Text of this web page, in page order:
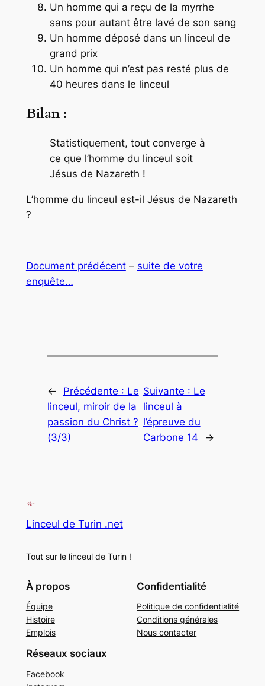
Un homme qui a reçu de la myrrhe
sans pour autant être lavé de son sang
Un homme déposé dans un linceul de
grand prix
Un homme qui n’est pas resté plus de
40 heures dans le linceul
Bilan :
Statistiquement, tout converge à
ce que l’homme du linceul soit
Jésus de Nazareth !
L’homme du linceul est-il Jésus de Nazareth
?
Document prédécent – suite de votre
enquête…
← Précédente : Le
linceul, miroir de la
passion du Christ ?
(3/3)
Suivante : Le
linceul à
l’épreuve du
Carbone 14
→
Linceul de Turin .net
Tout sur le linceul de Turin !
À propos
Équipe
Histoire
Emplois
Confidentialité
Politique de confidentialité
Conditions générales
Nous contacter
Réseaux sociaux
Facebook